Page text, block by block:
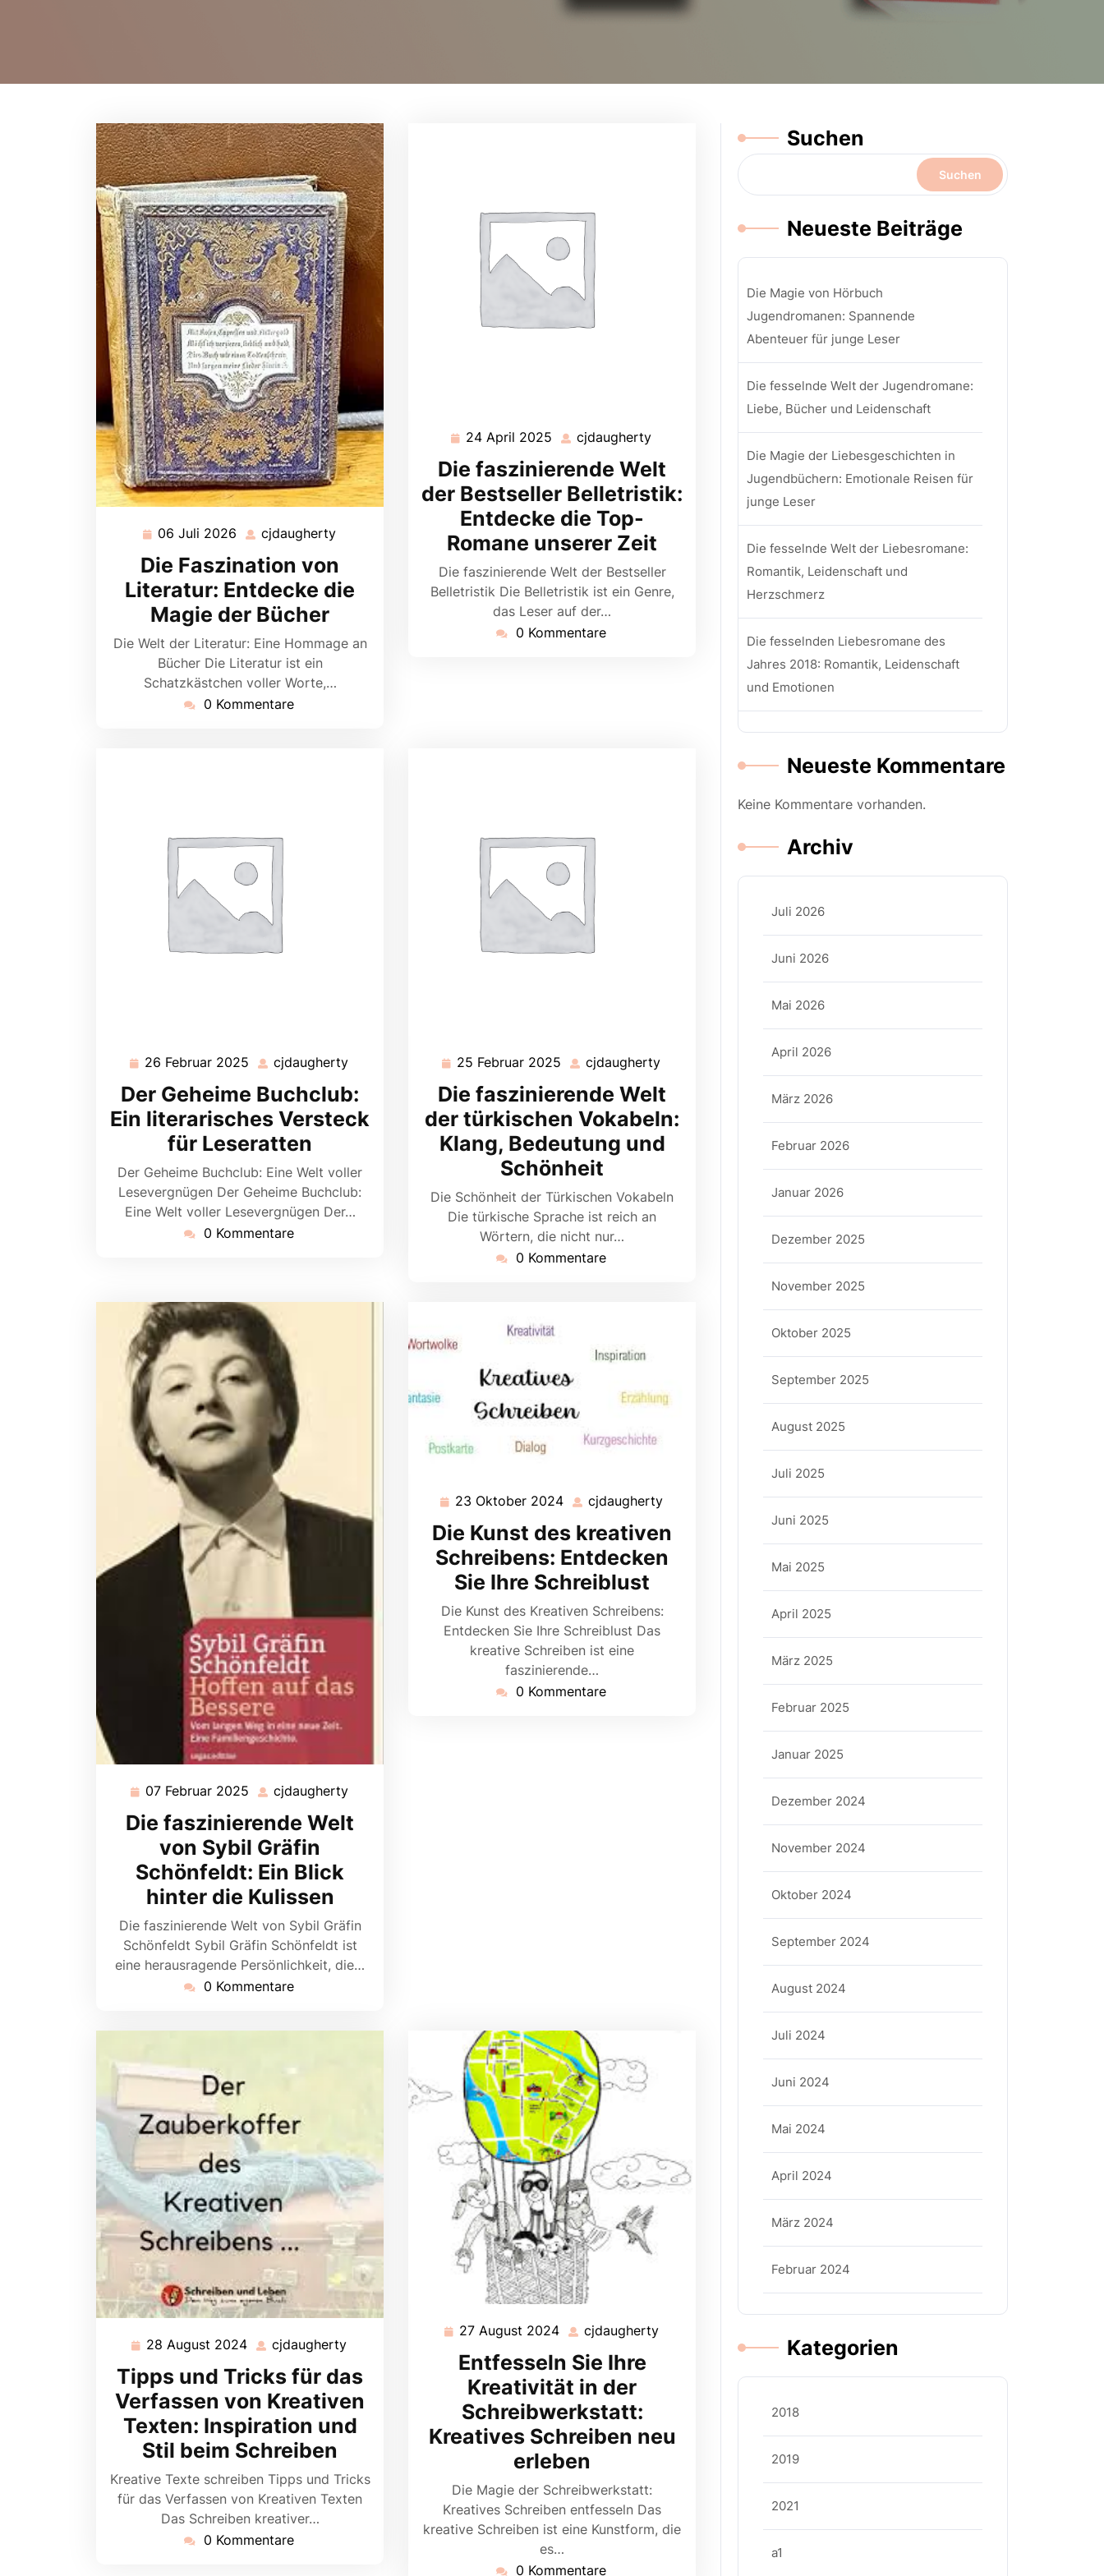
06 Juli 2026 06
2026
cjdaugherty
Die Faszination von
Literatur: Entdecke die
Magie der Bücher
Die Welt der Literatur: Eine Hommage an
Bücher Die Literatur ist ein
Schatzkästchen voller Worte,…
0 Kommentare
24 April 2025 24
2025
cjdaugherty
Die faszinierende Welt
der Bestseller Belletristik:
Entdecke die Top-
Romane unserer Zeit
Die faszinierende Welt der Bestseller
Belletristik Die Belletristik ist ein Genre,
das Leser auf der…
0 Kommentare
26 Februar 2025 26
Februar
2025
cjdaugherty
Der Geheime Buchclub:
Ein literarisches Versteck
für Leseratten
Der Geheime Buchclub: Eine Welt voller
Lesevergnügen Der Geheime Buchclub:
Eine Welt voller Lesevergnügen Der…
0 Kommentare
25 Februar 2025 25
Februar
2025
cjdaugherty
Die faszinierende Welt
der türkischen Vokabeln:
Klang, Bedeutung und
Schönheit
Die Schönheit der Türkischen Vokabeln
Die türkische Sprache ist reich an
Wörtern, die nicht nur…
0 Kommentare
07 Februar 2025 07
Februar
2025
cjdaugherty
Die faszinierende Welt
von Sybil Gräfin
Schönfeldt: Ein Blick
hinter die Kulissen
Die faszinierende Welt von Sybil Gräfin
Schönfeldt Sybil Gräfin Schönfeldt ist
eine herausragende Persönlichkeit, die…
0 Kommentare
23 Oktober 2024 23
Oktober
2024
cjdaugherty
Die Kunst des kreativen
Schreibens: Entdecken
Sie Ihre Schreiblust
Die Kunst des Kreativen Schreibens:
Entdecken Sie Ihre Schreiblust Das
kreative Schreiben ist eine
faszinierende…
0 Kommentare
28 August 2024 28
August
2024
cjdaugherty
Tipps und Tricks für das
Verfassen von Kreativen
Texten: Inspiration und
Stil beim Schreiben
Kreative Texte schreiben Tipps und Tricks
für das Verfassen von Kreativen Texten
Das Schreiben kreativer…
0 Kommentare
27 August 2024 27
August
2024
cjdaugherty
Entfesseln Sie Ihre
Kreativität in der
Schreibwerkstatt:
Kreatives Schreiben neu
erleben
Die Magie der Schreibwerkstatt:
Kreatives Schreiben entfesseln Das
kreative Schreiben ist eine Kunstform, die
es…
0 Kommentare
Suchen
Suchen
Neueste Beiträge
Die Magie von Hörbuch
Jugendromanen: Spannende
Abenteuer für junge Leser
Die fesselnde Welt der Jugendromane:
Liebe, Bücher und Leidenschaft
Die Magie der Liebesgeschichten in
Jugendbüchern: Emotionale Reisen für
junge Leser
Die fesselnde Welt der Liebesromane:
Romantik, Leidenschaft und
Herzschmerz
Die fesselnden Liebesromane des
Jahres 2018: Romantik, Leidenschaft
und Emotionen
Neueste Kommentare
Keine Kommentare vorhanden.
Archiv
Juli 2026
Juni 2026
Mai 2026
April 2026
März 2026
Februar 2026
Januar 2026
Dezember 2025
November 2025
Oktober 2025
September 2025
August 2025
Juli 2025
Juni 2025
Mai 2025
April 2025
März 2025
Februar 2025
Januar 2025
Dezember 2024
November 2024
Oktober 2024
September 2024
August 2024
Juli 2024
Juni 2024
Mai 2024
April 2024
März 2024
Februar 2024
Kategorien
2018
2019
2021
a1